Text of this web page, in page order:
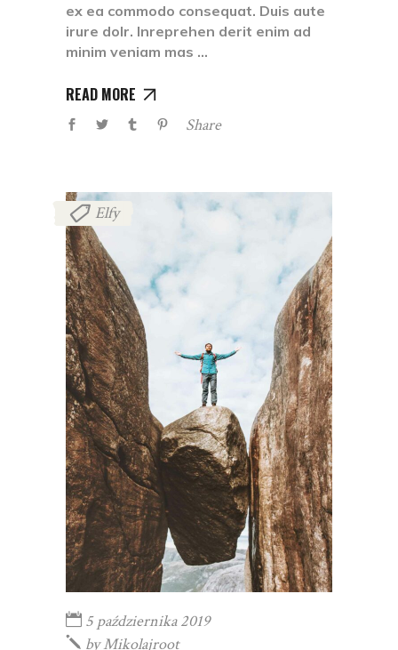
ex ea commodo consequat. Duis aute
irure dolr. Inreprehen derit enim ad
minim veniam mas
READ MORE
Share
Elfy
5 października 2019
byMikolajroot